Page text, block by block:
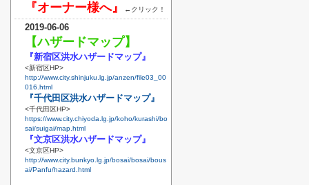
『オーナー様へ』 ←クリック！
2019-06-06
【ハザードマップ】
『新宿区洪水ハザードマップ』
<新宿区HP>
http://www.city.shinjuku.lg.jp/anzen/file03_00
016.html
『千代田区洪水ハザードマップ』
<千代田区HP>
https://www.city.chiyoda.lg.jp/koho/kurashi/bo
sai/suigai/map.html
『文京区洪水ハザードマップ』
<文京区HP>
http://www.city.bunkyo.lg.jp/bosai/bosai/bous
ai/Panfu/hazard.html